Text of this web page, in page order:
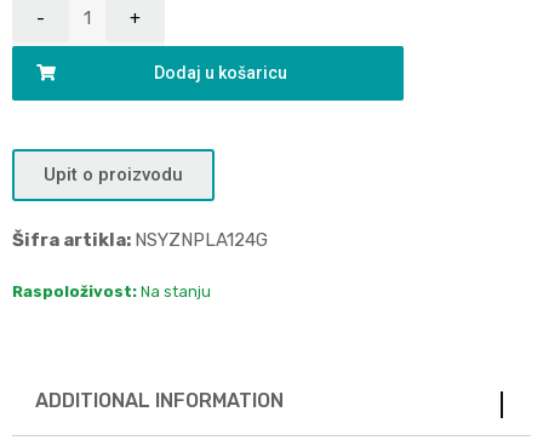
Dodaj u košaricu
Upit o proizvodu
Šifra artikla: NSYZNPLA124G
Raspoloživost: Na stanju
ADDITIONAL INFORMATION